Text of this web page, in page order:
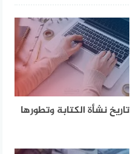
تاريخ نشأة الكتابة وتطورها